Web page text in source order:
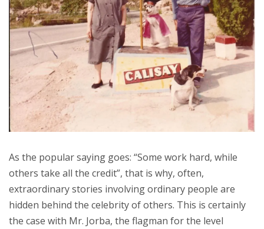
As the popular saying goes: “Some work hard, while
others take all the credit”, that is why, often,
extraordinary stories involving ordinary people are
hidden behind the celebrity of others. This is certainly
the case with Mr. Jorba, the flagman for the level